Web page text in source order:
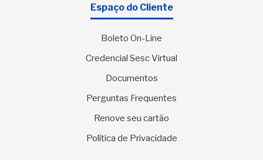
Espaço do Cliente
Boleto On-Line
Credencial Sesc Virtual
Documentos
Perguntas Frequentes
Renove seu cartão
Política de Privacidade